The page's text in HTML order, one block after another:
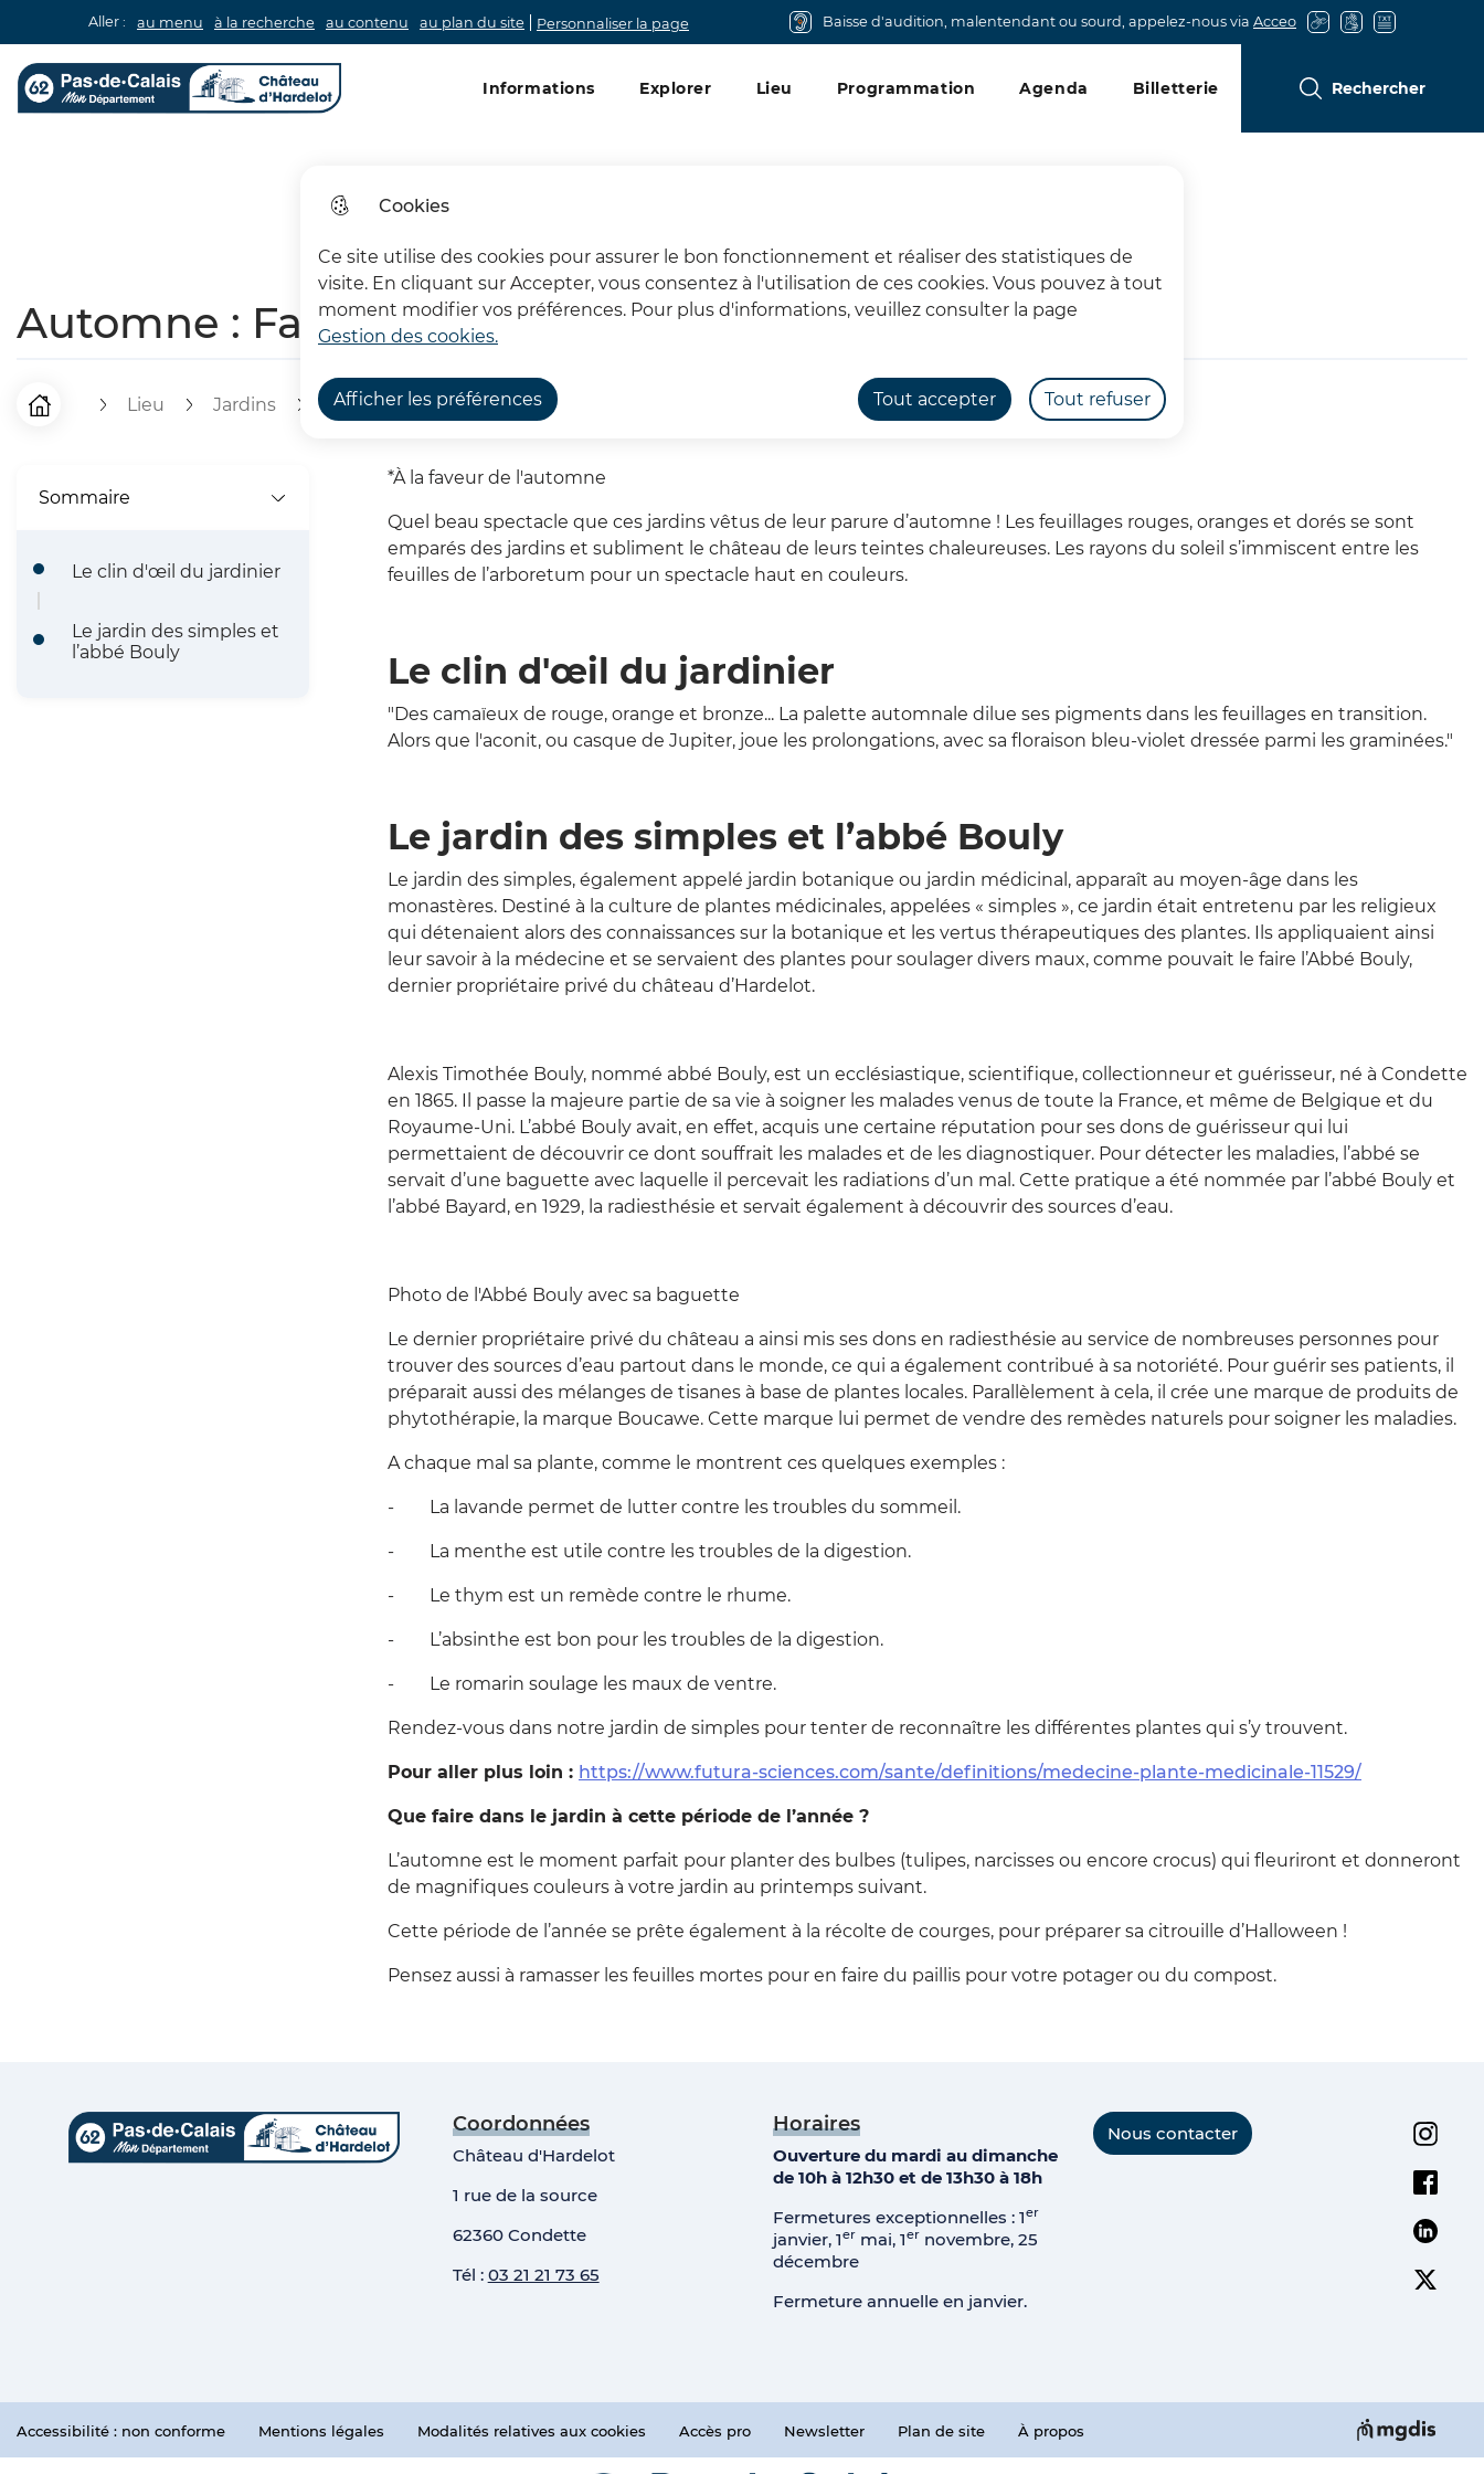
Cookies
Ce site utilise des cookies pour assurer le bon fonctionnement et réaliser des statistiques de
visite. En cliquant sur Accepter, vous consentez à l'utilisation de ces cookies. Vous pouvez à tout
moment modifier vos préférences. Pour plus d'informations, veuillez consulter la page
Gestion des cookies.
Afficher les préférences Tout accepter Tout refuser
Baisse d'audition, malentendant ou sourd, appelez-nous via Acceo
Aller : au menu à la recherche au contenu au plan du site Personnaliser la page
Château d'Hardelot Informations Explorer Lieu Programmation Agenda Billetterie Rechercher
Automne : Fall in Love*
F
A
Accueil Lieu Jardins Automne : Fall in Love*
Sommaire
Le clin d'œil du jardinier
Le jardin des simples et
l’abbé Bouly
*À la faveur de l'automne
Quel beau spectacle que ces jardins vêtus de leur parure d’automne ! Les feuillages rouges, oranges et dorés se sont
emparés des jardins et subliment le château de leurs teintes chaleureuses. Les rayons du soleil s’immiscent entre les
feuilles de l’arboretum pour un spectacle haut en couleurs.
Le clin d'œil du jardinier
"Des camaïeux de rouge, orange et bronze... La palette automnale dilue ses pigments dans les feuillages en transition.
Alors que l'aconit, ou casque de Jupiter, joue les prolongations, avec sa floraison bleu-violet dressée parmi les graminées."
Le jardin des simples et l’abbé Bouly
Le jardin des simples, également appelé jardin botanique ou jardin médicinal, apparaît au moyen-âge dans les
monastères. Destiné à la culture de plantes médicinales, appelées « simples », ce jardin était entretenu par les religieux
qui détenaient alors des connaissances sur la botanique et les vertus thérapeutiques des plantes. Ils appliquaient ainsi
leur savoir à la médecine et se servaient des plantes pour soulager divers maux, comme pouvait le faire l’Abbé Bouly,
dernier propriétaire privé du château d’Hardelot.
Alexis Timothée Bouly, nommé abbé Bouly, est un ecclésiastique, scientifique, collectionneur et guérisseur, né à Condette
en 1865. Il passe la majeure partie de sa vie à soigner les malades venus de toute la France, et même de Belgique et du
Royaume-Uni. L’abbé Bouly avait, en effet, acquis une certaine réputation pour ses dons de guérisseur qui lui
permettaient de découvrir ce dont souffrait les malades et de les diagnostiquer. Pour détecter les maladies, l’abbé se
servait d’une baguette avec laquelle il percevait les radiations d’un mal. Cette pratique a été nommée par l’abbé Bouly et
l’abbé Bayard, en 1929, la radiesthésie et servait également à découvrir des sources d’eau.
Photo de l'Abbé Bouly avec sa baguette
Le dernier propriétaire privé du château a ainsi mis ses dons en radiesthésie au service de nombreuses personnes pour
trouver des sources d’eau partout dans le monde, ce qui a également contribué à sa notoriété. Pour guérir ses patients, il
préparait aussi des mélanges de tisanes à base de plantes locales. Parallèlement à cela, il crée une marque de produits de
phytothérapie, la marque Boucawe. Cette marque lui permet de vendre des remèdes naturels pour soigner les maladies.
A chaque mal sa plante, comme le montrent ces quelques exemples :
- La lavande permet de lutter contre les troubles du sommeil.
- La menthe est utile contre les troubles de la digestion.
- Le thym est un remède contre le rhume.
- L’absinthe est bon pour les troubles de la digestion.
- Le romarin soulage les maux de ventre.
Rendez-vous dans notre jardin de simples pour tenter de reconnaître les différentes plantes qui s’y trouvent.
Pour aller plus loin : https://www.futura-sciences.com/sante/definitions/medecine-plante-medicinale-11529/
Que faire dans le jardin à cette période de l’année ?
L’automne est le moment parfait pour planter des bulbes (tulipes, narcisses ou encore crocus) qui fleuriront et donneront
de magnifiques couleurs à votre jardin au printemps suivant.
Cette période de l’année se prête également à la récolte de courges, pour préparer sa citrouille d’Halloween !
Pensez aussi à ramasser les feuilles mortes pour en faire du paillis pour votre potager ou du compost.
Coordonnées
Château d'Hardelot
1 rue de la source
62360 Condette
Tél : 03 21 21 73 65
Horaires
Ouverture du mardi au dimanche
de 10h à 12h30 et de 13h30 à 18h
Fermetures exceptionnelles : 1er
janvier, 1ermai, 1ernovembre, 25
décembre
Fermeture annuelle en janvier.
Nous contacter
Linkedin
Twitter
Accessibilité : non conforme Mentions légales Modalités relatives aux cookies Accès pro Newsletter Plan de site À propos